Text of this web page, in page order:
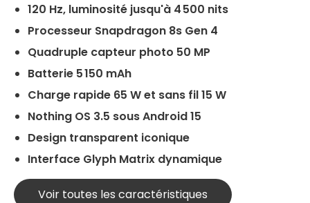
120 Hz, luminosité jusqu'à 4 500 nits
Processeur Snapdragon 8s Gen 4
Quadruple capteur photo 50 MP
Batterie 5 150 mAh
Charge rapide 65 W et sans fil 15 W
Nothing OS 3.5 sous Android 15
Design transparent iconique
Interface Glyph Matrix dynamique
Voir toutes les caractéristiques